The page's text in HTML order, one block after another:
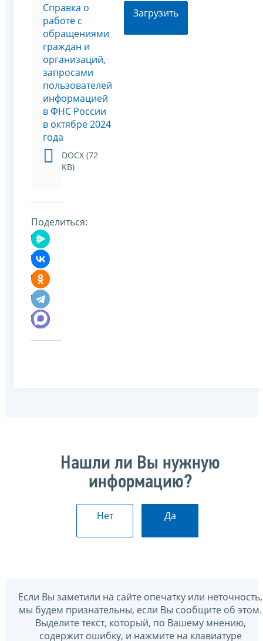
Справка о
работе с
обращениями
граждан и
организаций,
запросами
пользователей
информацией
в ФНС России
в октябре 2024
года
DOCX (72
KB)
Загрузить
Поделиться:
Нашли ли Вы нужную
информацию?
Нет Да
Если Вы заметили на сайте опечатку или неточность,
мы будем признательны, если Вы сообщите об этом.
Выделите текст, который, по Вашему мнению,
содержит ошибку, и нажмите на клавиатуре